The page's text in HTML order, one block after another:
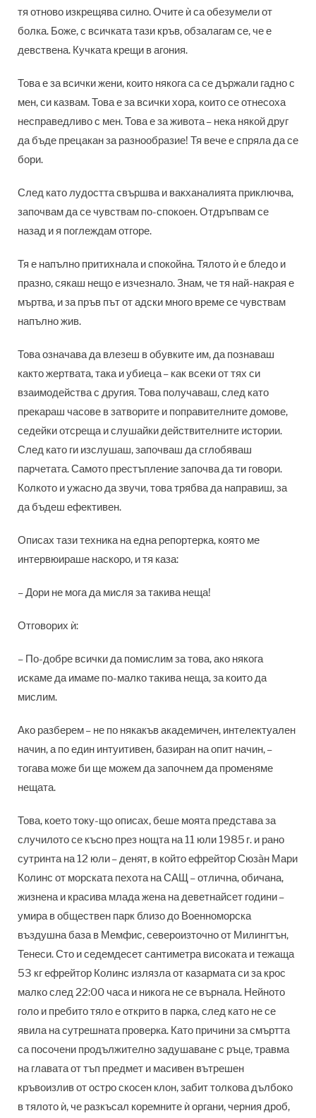
тя отново изкрещява силно. Очите ѝ са обезумели от
болка. Боже, с всичката тази кръв, обзалагам се, че е
девствена. Кучката крещи в агония.
Това е за всички жени, които някога са се държали гадно с
мен, си казвам. Това е за всички хора, които се отнесоха
несправедливо с мен. Това е за живота – нека някой друг
да бъде прецакан за разнообразие! Тя вече е спряла да се
бори.
След като лудостта свършва и вакханалията приключва,
започвам да се чувствам по-спокоен. Отдръпвам се
назад и я поглеждам отгоре.
Тя е напълно притихнала и спокойна. Тялото ѝ е бледо и
празно, сякаш нещо е изчезнало. Знам, че тя най-накрая е
мъртва, и за пръв път от адски много време се чувствам
напълно жив.
Това означава да влезеш в обувките им, да познаваш
както жертвата, така и убиеца – как всеки от тях си
взаимодейства с другия. Това получаваш, след като
прекараш часове в затворите и поправителните домове,
седейки отсреща и слушайки действителните истории.
След като ги изслушаш, започваш да сглобяваш
парчетата. Самото престъпление започва да ти говори.
Колкото и ужасно да звучи, това трябва да направиш, за
да бъдеш ефективен.
Описах тази техника на една репортерка, която ме
интервюираше на­скоро, и тя каза:
– Дори не мога да мисля за такива неща!
Отговорих ѝ:
– По-добре всички да помислим за това, ако някога
искаме да имаме по-малко такива неща, за които да
мислим.
Ако разберем – не по някакъв академичен, интелектуален
начин, а по един интуитивен, базиран на опит начин, –
тогава може би ще можем да започнем да променяме
нещата.
Това, което току-що описах, беше моята представа за
случилото се късно през нощта на 11 юли 1985 г. и рано
сутринта на 12 юли – денят, в който ефрейтор Сюзàн Мари
Колинс от морската пехота на САЩ – отлична, обичана,
жизнена и красива млада жена на деветнайсет години –
умира в обществен парк близо до Военноморска
въздушна база в Мемфис, североизточно от Милингтън,
Тенеси. Сто и седемдесет сантиметра високата и тежаща
53 кг ефрейтор Колинс излязла от казармата си за крос
малко след 22:00 часа и никога не се върнала. Нейното
голо и пребито тяло е открито в парка, след като не се
явила на сутрешната проверка. Като причини за смъртта
са посочени продължително задушаване с ръце, травма
на главата от тъп предмет и масивен вътрешен
кръвоизлив от остро скосен клон, забит толкова дълбоко
в тялото ѝ, че разкъсал коремните ѝ органи, черния дроб,